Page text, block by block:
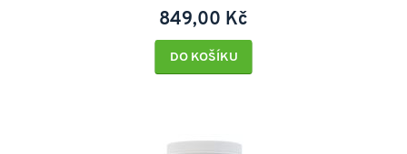
849,00 Kč
DO KOŠÍKU